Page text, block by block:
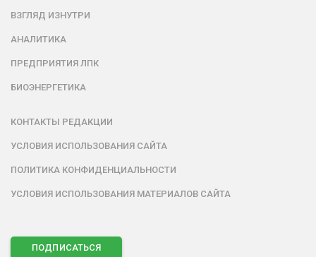
ВЗГЛЯД ИЗНУТРИ
АНАЛИТИКА
ПРЕДПРИЯТИЯ ЛПК
БИОЭНЕРГЕТИКА
КОНТАКТЫ РЕДАКЦИИ
УСЛОВИЯ ИСПОЛЬЗОВАНИЯ САЙТА
ПОЛИТИКА КОНФИДЕНЦИАЛЬНОСТИ
УСЛОВИЯ ИСПОЛЬЗОВАНИЯ МАТЕРИАЛОВ САЙТА
ПОДПИСАТЬСЯ